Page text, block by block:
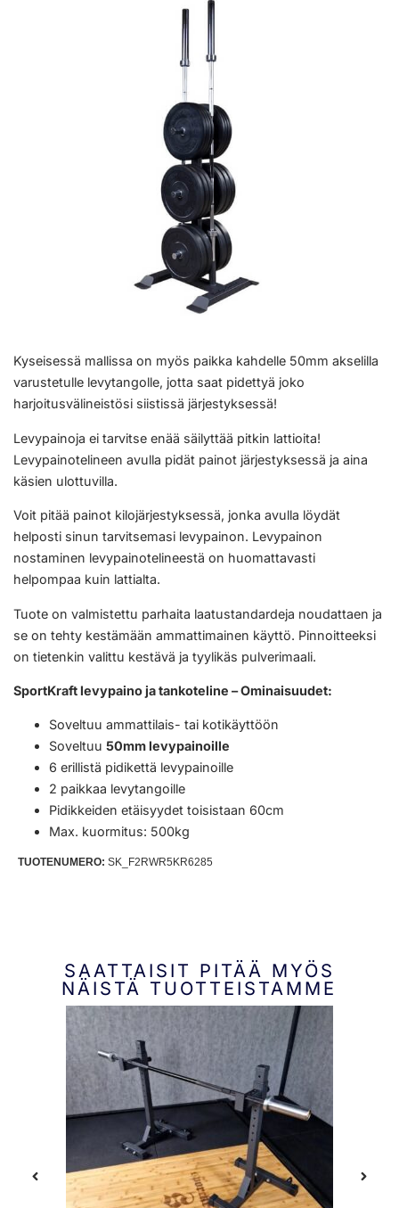
Kyseisessä mallissa on myös paikka kahdelle 50mm akselilla
varustetulle levytangolle, jotta saat pidettyä joko
harjoitusvälineistösi siistissä järjestyksessä!
Levypainoja ei tarvitse enää säilyttää pitkin lattioita!
Levypainotelineen avulla pidät painot järjestyksessä ja aina
käsien ulottuvilla.
Voit pitää painot kilojärjestyksessä, jonka avulla löydät
helposti sinun tarvitsemasi levypainon. Levypainon
nostaminen levypainotelineestä on huomattavasti
helpompaa kuin lattialta.
Tuote on valmistettu parhaita laatustandardeja noudattaen ja
se on tehty kestämään ammattimainen käyttö. Pinnoitteeksi
on tietenkin valittu kestävä ja tyylikäs pulverimaali.
SportKraft levypaino ja tankoteline – Ominaisuudet:
Soveltuu ammattilais- tai kotikäyttöön
Soveltuu 50mm levypainoille
6 erillistä pidikettä levypainoille
2 paikkaa levytangoille
Pidikkeiden etäisyydet toisistaan 60cm
Max. kuormitus: 500kg
TUOTENUMERO: SK_F2RWR5KR6285
SAATTAISIT PITÄÄ MYÖS
NÄISTÄ TUOTTEISTAMME